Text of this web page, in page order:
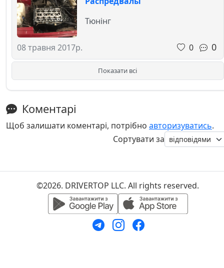
08 травня 2017р.
Тюнінг
0 0
Показати всі
Коментарі
Щоб залишати коментарі, потрібно авторизуватись.
Сортувати за
©2026. DRIVERTOP LLC. All rights reserved.